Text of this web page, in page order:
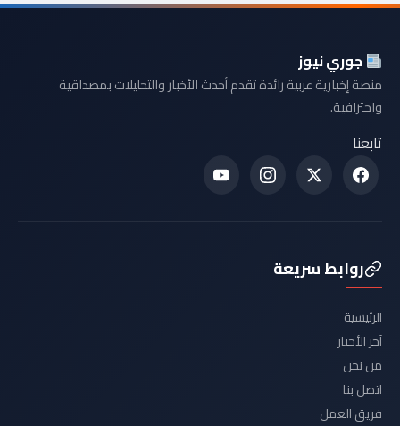
جوري نيوز
منصة إخبارية عربية رائدة تقدم أحدث الأخبار والتحليلات بمصداقية
واحترافية.
تابعنا
روابط سريعة
الرئيسية
آخر الأخبار
من نحن
اتصل بنا
فريق العمل